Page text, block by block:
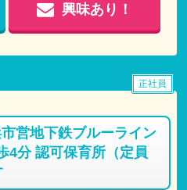
興味あり！
市営地下鉄ブルーライン
4分 認可保育所（定員
正社員